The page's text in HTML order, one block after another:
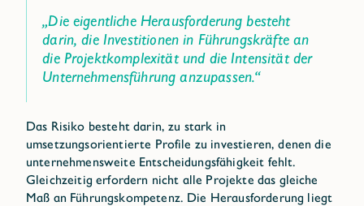
„Die eigentliche Herausforderung besteht
darin, die Investitionen in Führungskräfte an
die Projektkomplexität und die Intensität der
Unternehmensführung anzupassen.“
Das Risiko besteht darin, zu stark in
umsetzungsorientierte Profile zu investieren, denen die
unternehmensweite Entscheidungsfähigkeit fehlt.
Gleichzeitig erfordern nicht alle Projekte das gleiche
Maß an Führungskompetenz. Die Herausforderung liegt